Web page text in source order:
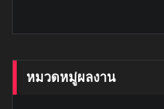
หมวดหมู่ผลงาน